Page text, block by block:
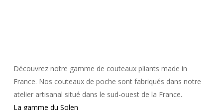
Découvrez notre gamme de couteaux pliants made in
France. Nos couteaux de poche sont fabriqués dans notre
atelier artisanal situé dans le sud-ouest de la France.
La gamme du Solen